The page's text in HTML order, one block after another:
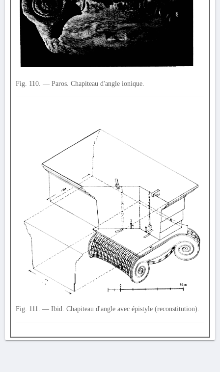
Fig. 110. — Paros. Chapiteau d'angle ionique.
Fig. 111. — Ibid. Chapiteau d'angle avec épistyle (reconstitution).